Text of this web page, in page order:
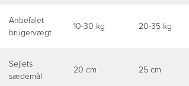
Anbefalet
brugervægt
10-30 kg 20-35 kg
Sejlets
sædemål
20 cm 25 cm